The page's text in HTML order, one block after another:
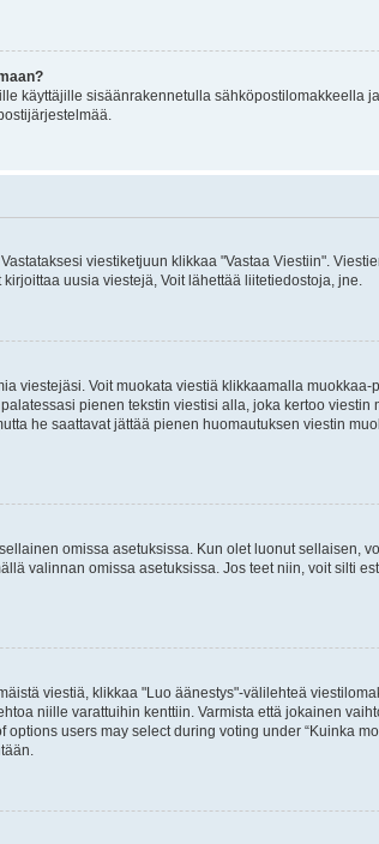
käyttäjille sisäänrakennetulla
viestiketjuun klikkaa "Vastaa Viestiin".
uusia viestejä, Voit lähettää liitetiedostoja, jne.
viestejäsi. Voit muokata viestiä klikkaamalla
pienen tekstin viestisi alla, joka kertoo
he saattavat jättää pienen huomautuksen viestin
omissa asetuksissa. Kun olet luonut sellaisen,
valinnan omissa asetuksissa. Jos teet niin, voit silti
viestiä, klikkaa "Luo äänestys"-välilehteä
niille varattuihin kenttiin. Varmista että jokainen
users may select during voting under “Kuinka